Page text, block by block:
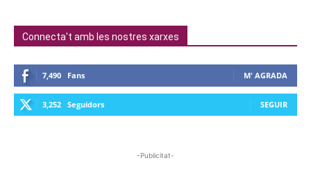
Connecta't amb les nostres xarxes
7,490 Fans M' AGRADA
3,252 Seguidors SEGUIR
-Publicitat-